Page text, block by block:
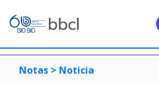
Notas > Noticia